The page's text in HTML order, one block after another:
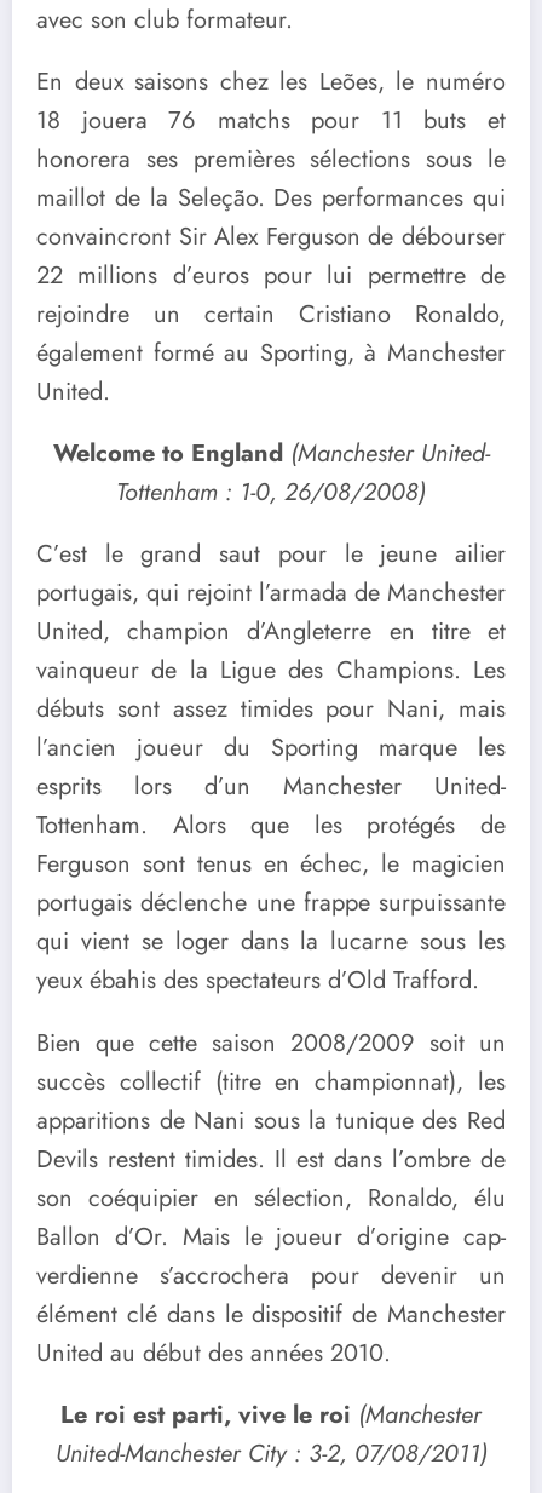
avec son club formateur.
En deux saisons chez les Leões, le numéro
18 jouera 76 matchs pour 11 buts et
honorera ses premières sélections sous le
maillot de la Seleção. Des performances qui
convaincront Sir Alex Ferguson de débourser
22 millions d’euros pour lui permettre de
rejoindre un certain Cristiano Ronaldo,
également formé au Sporting, à Manchester
United.
Welcome to England (Manchester United-
Tottenham : 1-0, 26/08/2008)
C’est le grand saut pour le jeune ailier
portugais, qui rejoint l’armada de Manchester
United, champion d’Angleterre en titre et
vainqueur de la Ligue des Champions. Les
débuts sont assez timides pour Nani, mais
l’ancien joueur du Sporting marque les
esprits lors d’un Manchester United-
Tottenham. Alors que les protégés de
Ferguson sont tenus en échec, le magicien
portugais déclenche une frappe surpuissante
qui vient se loger dans la lucarne sous les
yeux ébahis des spectateurs d’Old Trafford.
Bien que cette saison 2008/2009 soit un
succès collectif (titre en championnat), les
apparitions de Nani sous la tunique des Red
Devils restent timides. Il est dans l’ombre de
son coéquipier en sélection, Ronaldo, élu
Ballon d’Or. Mais le joueur d’origine cap-
verdienne s’accrochera pour devenir un
élément clé dans le dispositif de Manchester
United au début des années 2010.
Le roi est parti, vive le roi (Manchester
United-Manchester City : 3-2, 07/08/2011)